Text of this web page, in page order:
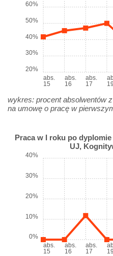
abs.
15
abs.
16
abs.
17
19
20%
30%
40%
50%
60%
wykres: procent absolwentów
na umowę o pracę w
Praca w I roku po
UJ,
abs.
15
abs.
16
abs.
17
19
0%
10%
20%
30%
40%